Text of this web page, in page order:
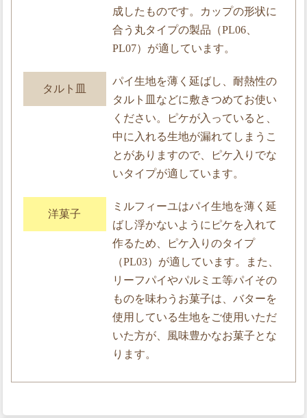
成したものです。カップの形状に
合う丸タイプの製品（PL06、
PL07）が適しています。
タルト皿
パイ生地を薄く延ばし、耐熱性の
タルト皿などに敷きつめてお使い
ください。ピケが入っていると、
中に入れる生地が漏れてしまうこ
とがありますので、ピケ入りでな
いタイプが適しています。
洋菓子
ミルフィーユはパイ生地を薄く延
ばし浮かないようにピケを入れて
作るため、ピケ入りのタイプ
（PL03）が適しています。また、
リーフパイやパルミエ等パイその
ものを味わうお菓子は、バターを
使用している生地をご使用いただ
いた方が、風味豊かなお菓子とな
ります。